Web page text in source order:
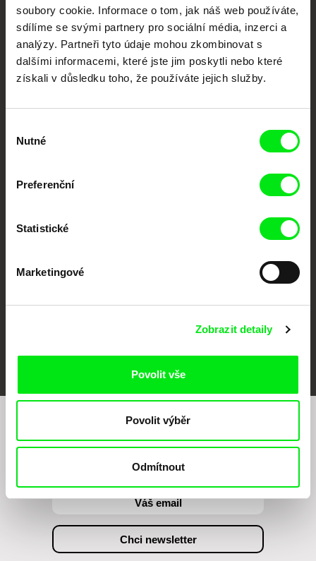
soubory cookie. Informace o tom, jak náš web používáte,
sdílíme se svými partnery pro sociální média, inzerci a
analýzy. Partneři tyto údaje mohou zkombinovat s
dalšími informacemi, které jste jim poskytli nebo které
získali v důsledku toho, že používáte jejich služby.
souhlasu
Nutné
Preferenční
Statistické
Marketingové
Zobrazit detaily
Povolit vše
Povolit výběr
Odmítnout
Portál DAFilms.cz je výsledkem tvůrčí spolupráce 7 klíčových evropských
festivalů dokumentárního filmu sdružených do Doc Alliance. Naším cílem je
posouvat hranice dokumentárního filmu, propagovat jeho rozmanitost a
podporovat kvalitní autorské filmy.
Členové Doc Alliance
filmovém programu?